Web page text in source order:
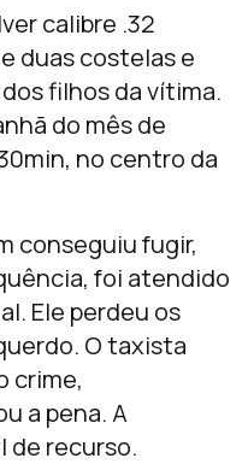
calibre .32
duas costelas e
filhos da vítima.
do mês de
no centro da
conseguiu fugir,
foi atendido
Ele perdeu os
O taxista
crime,
a pena. A
de recurso.